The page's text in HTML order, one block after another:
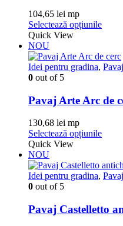
104,65 lei mp
Selectează opțiunileAcest
mai
multe
pot
fi
pagina
Quick View
NOU
Idei pentru gradina,
0 out of 5
Pavaj Arte Arc de
130,68 lei mp
Selectează opțiunileAcest
mai
multe
pot
Quick View
NOU
Idei pentru gradina,
0 out of 5
Pavaj Castelletto